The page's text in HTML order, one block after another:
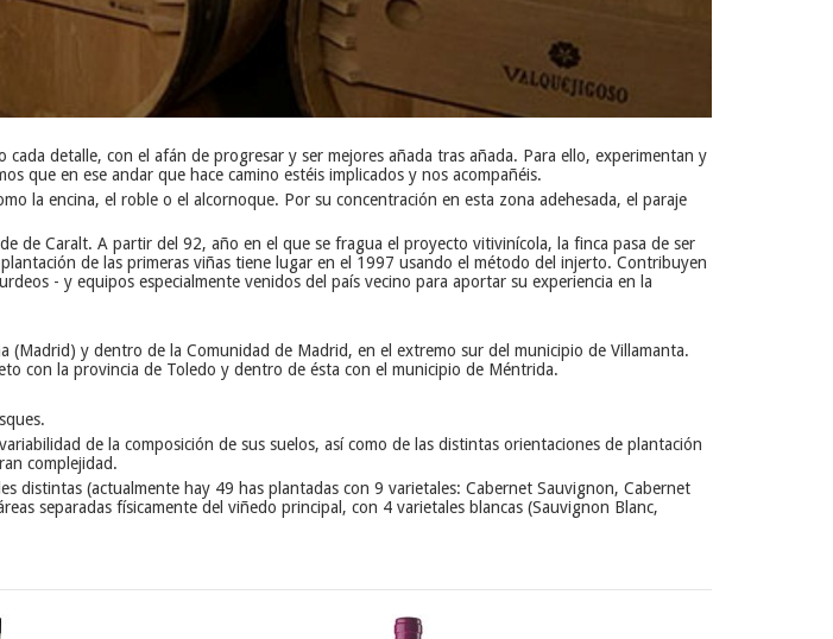
detalle, con el afán de progresar y ser mejores añada tras añada. Para ello, experimentan y
que en ese andar que hace camino estéis implicados y nos acompañéis.
la encina, el roble o el alcornoque. Por su concentración en esta zona adehesada, el paraje
de Caralt. A partir del 92, año en el que se fragua el proyecto vitivinícola, la finca pasa de ser
de las primeras viñas tiene lugar en el 1997 usando el método del injerto. Contribuyen
- y equipos especialmente venidos del país vecino para aportar su experiencia en la
(Madrid) y dentro de la Comunidad de Madrid, en el extremo sur del municipio de Villamanta.
con la provincia de Toledo y dentro de ésta con el municipio de Méntrida.
de la composición de sus suelos, así como de las distintas orientaciones de plantación
complejidad.
distintas (actualmente hay 49 has plantadas con 9 varietales: Cabernet Sauvignon, Cabernet
separadas físicamente del viñedo principal, con 4 varietales blancas (Sauvignon Blanc,